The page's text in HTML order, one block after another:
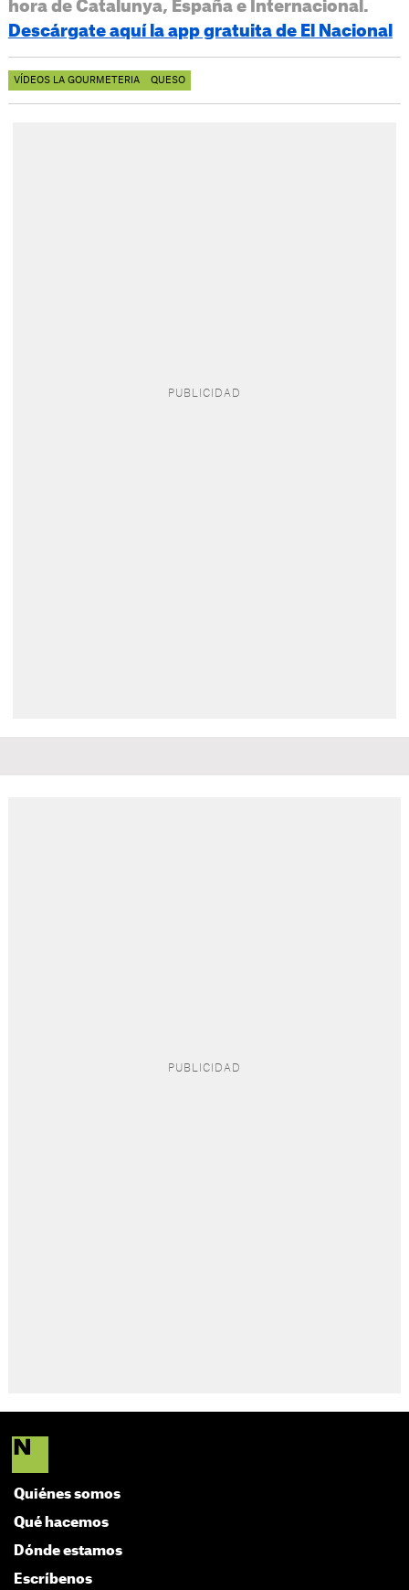
hora de Catalunya, España e Internacional.
Descárgate aquí la app gratuita de El Nacional
VÍDEOS LA GOURMETERIA QUESO
Quiénes somos
Qué hacemos
Dónde estamos
Escríbenos